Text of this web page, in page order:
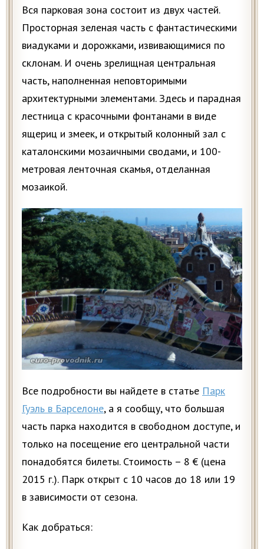
Вся парковая зона состоит из двух частей.
Просторная зеленая часть с фантастическими
виадуками и дорожками, извивающимися по
склонам. И очень зрелищная центральная
часть, наполненная неповторимыми
архитектурными элементами. Здесь и парадная
лестница с красочными фонтанами в виде
ящериц и змеек, и открытый колонный зал с
каталонскими мозаичными сводами, и 100-
метровая ленточная скамья, отделанная
мозаикой.
Все подробности вы найдете в статье Парк
Гуэль в Барселоне, а я сообщу, что большая
часть парка находится в свободном доступе, и
только на посещение его центральной части
понадобятся билеты. Стоимость – 8 € (цена
2015 г.). Парк открыт с 10 часов до 18 или 19
в зависимости от сезона.
Как добраться: